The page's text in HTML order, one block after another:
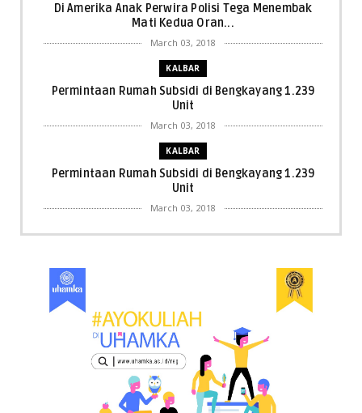
Di Amerika Anak Perwira Polisi Tega Menembak
Mati Kedua Oran...
March 03, 2018
KALBAR
Permintaan Rumah Subsidi di Bengkayang 1.239
Unit
March 03, 2018
KALBAR
Permintaan Rumah Subsidi di Bengkayang 1.239
Unit
March 03, 2018
KALBAR
KALBAR
Orangutan Masuk ke Asrama Mahasiswi STAI Al-
Haudl Ketapang ....
March 02, 2018
KALBAR